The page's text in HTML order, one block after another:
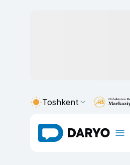
Toshkent